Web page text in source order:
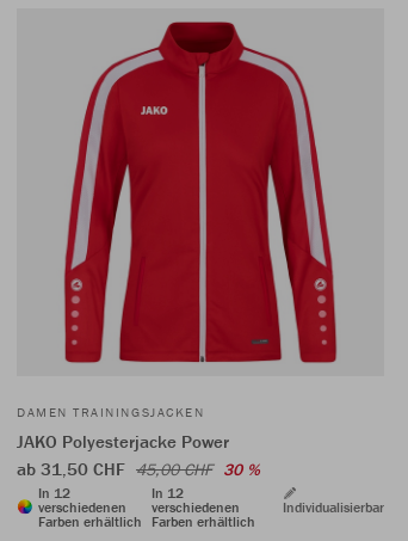
DAMEN TRAININGSJACKEN
JAKO Polyesterjacke Power
ab 31,50 CHF 45,00 CHF 30 %
In 12
verschiedenen
Farben erhältlich
In 12
verschiedenen
Farben erhältlich
Individualisierbar